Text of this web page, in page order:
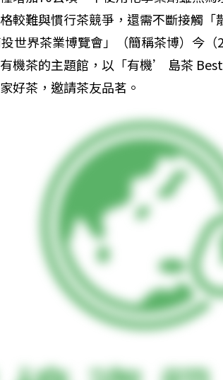
較難與慣行茶競爭，還需不斷接觸
世界茶業博覽會」（簡稱茶博）今
機茶的主題館，以「有機’ 島茶
好茶，邀請茶友品茗。